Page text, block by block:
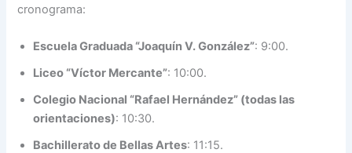
cronograma:
Escuela Graduada “Joaquín V. González”: 9:00.
Liceo “Víctor Mercante”: 10:00.
Colegio Nacional “Rafael Hernández” (todas las
orientaciones): 10:30.
Bachillerato de Bellas Artes: 11:15.